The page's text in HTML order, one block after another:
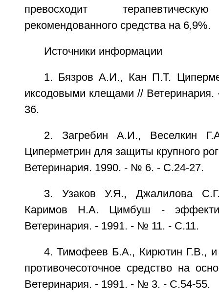
превосходит
рекомендованного средства на 6,9%.
Источники информации
1. Бязров А.И., Кан П.Т.
иксодовыми клещами //
36.
2. Загребин А.И., Веселкин
Циперметрин для защиты крупного
Ветеринария. 1990. - № 6. - С.24-27.
3. Узаков У.Я., Джалилова
Каримов Н.А. Цимбуш -
Ветеринария. - 1991. - № 11. - С.11.
4. Тимофеев Б.А., Кирютин Г.В., и
противочесоточное средство на
Ветеринария. - 1991. - № 3. - С.54-55.